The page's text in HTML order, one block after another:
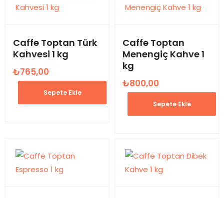
Caffe Toptan Türk
Kahvesi 1 kg
₺765,00
Sepete Ekle
Caffe Toptan
Menengiç Kahve 1
kg
₺800,00
Sepete Ekle